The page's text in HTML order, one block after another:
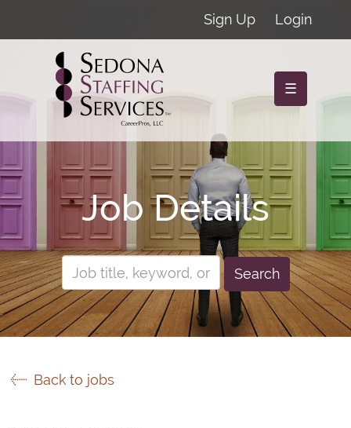
Sign Up Login
☰
Job Details
Search
Back to jobs